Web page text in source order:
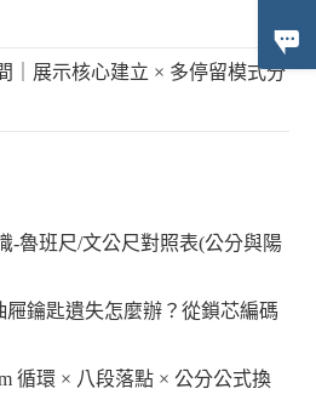
｜展示核心建立 × 多停留模式分
-魯班尺/文公尺對照表(公分與陽
鑰匙遺失怎麼辦？從鎖芯編碼
循環 × 八段落點 × 公分公式換